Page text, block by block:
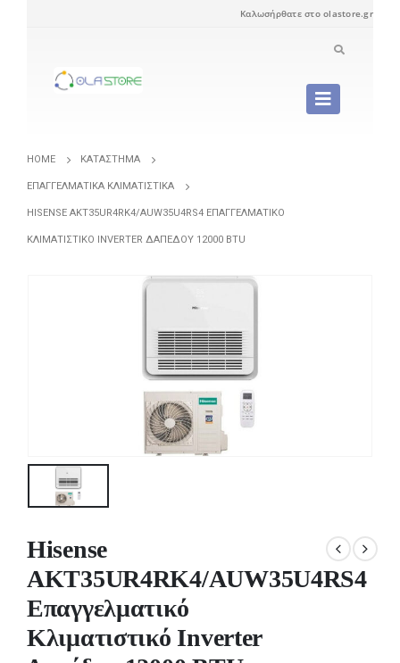
Καλωσήρθατε στο olastore.gr
HOME ΚΑΤΆΣΤΗΜΑ
ΕΠΑΓΓΕΛΜΑΤΙΚΆ ΚΛΙΜΑΤΙΣΤΙΚΆ
HISENSE AKT35UR4RK4/AUW35U4RS4 ΕΠΑΓΓΕΛΜΑΤΙΚΌ
ΚΛΙΜΑΤΙΣΤΙΚΌ INVERTER ΔΑΠΈΔΟΥ 12000 BTU
Hisense
AKT35UR4RK4/AUW35U4RS4
Επαγγελματικό
Κλιματιστικό Inverter